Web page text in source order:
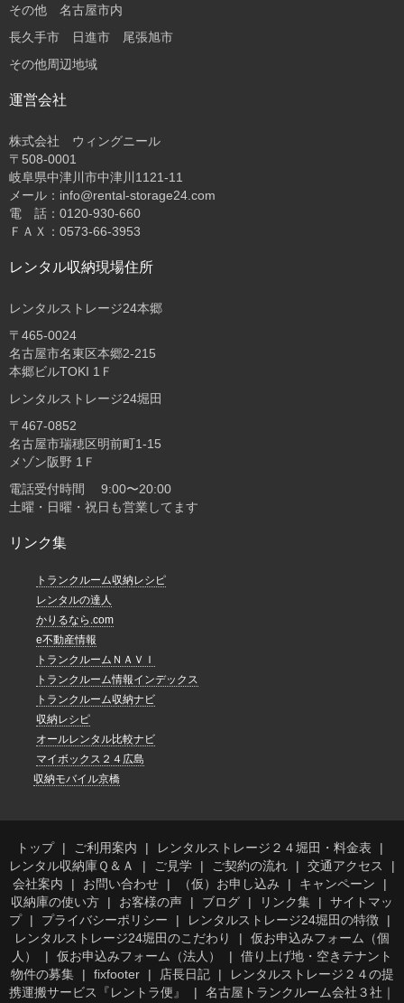
その他 名古屋市内
長久手市 日進市 尾張旭市
その他周辺地域
運営会社
株式会社 ウィングニール
〒508-0001
岐阜県中津川市中津川1121-11
メール：info@rental-storage24.com
電 話：0120-930-660
ＦＡＸ：0573-66-3953
レンタル収納現場住所
レンタルストレージ24本郷
〒465-0024
名古屋市名東区本郷2-215
本郷ビルTOKI 1Ｆ
レンタルストレージ24堀田
〒467-0852
名古屋市瑞穂区明前町1-15
メゾン阪野 1Ｆ
電話受付時間 9:00〜20:00
土曜・日曜・祝日も営業してます
リンク集
トランクルーム収納レシピ
レンタルの達人
かりるなら.com
e不動産情報
トランクルームＮＡＶＩ
トランクルーム情報インデックス
トランクルーム収納ナビ
収納レシピ
オールレンタル比較ナビ
マイボックス２４広島
収納モバイル京橋
トップ ご利用案内
レンタルストレージ２４堀田・料金表
レンタル収納庫Ｑ＆Ａ
ご見学 ご契約の流れ
交通アクセス
会社案内
お問い合わせ （仮）お申し込み
キャンペーン
収納庫の使い方
お客様の声 ブログ リンク集
サイトマッ
プ
プライバシーポリシー
レンタルストレージ24堀田の特徴
レンタルストレージ24堀田のこだわり
仮お申込みフォーム（個
人）
仮お申込みフォーム（法人）
借り上げ地・空きテナント
物件の募集
fixfooter 店長日記
レンタルストレージ２４の提
携運搬サービス『レントラ便』
名古屋トランクルーム会社３社｜